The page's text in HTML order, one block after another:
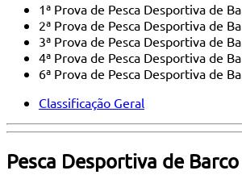
1ª Prova de Pesca Desportiva de
2ª Prova de Pesca Desportiva de
3ª Prova de Pesca Desportiva de
4ª Prova de Pesca Desportiva de
6ª Prova de Pesca Desportiva de
Classificação Geral
Pesca Desportiva de